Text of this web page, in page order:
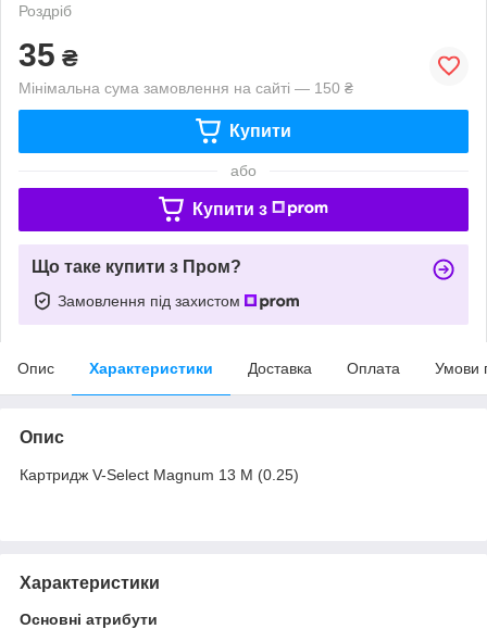
Роздріб
35 ₴
Мінімальна сума замовлення на сайті — 150 ₴
Купити
або
Купити з
Що таке купити з Пром?
Замовлення під захистом
Опис Характеристики Доставка Оплата Умови
Опис
Картридж V-Select Magnum 13 M (0.25)
Характеристики
Основні атрибути